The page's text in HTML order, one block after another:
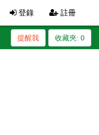
登錄 註冊
收藏夾: 0
提醒我